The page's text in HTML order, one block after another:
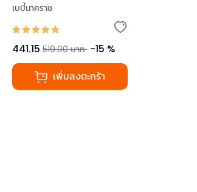
เบบี้นาคราช
441.15 519.00 บาท -15 %
เพิ่มลงตะกร้า